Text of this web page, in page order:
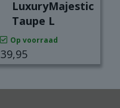
LuxuryMajestic
Taupe L
Op voorraad
39,95